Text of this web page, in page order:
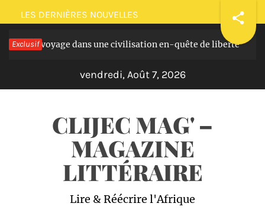
Passer
au
contenu
LES DERNIÈRES NOUVELLES
Exclusifvoyage dans une civilisation en-quête de liberté
vendredi, Août 7, 2026
CLIJEC MAG' –
MAGAZINE
LITTÉRAIRE
Lire & Réécrire l'Afrique